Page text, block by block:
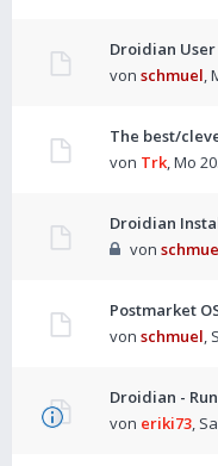
Droidian
von schmuel,
The best/
von Trk,Mo
Droidian
von
Postmarket
von schmuel,
Droidian -
von eriki73,